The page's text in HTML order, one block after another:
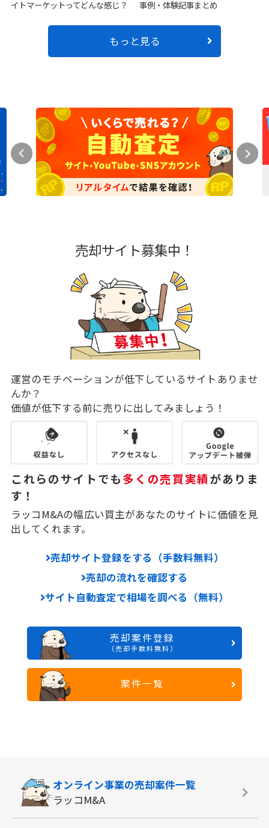
イトマーケットってどんな感じ？
事例・体験記事まとめ
もっと見る
売却サイト募集中！
運営のモチベーションが低下しているサイトありませ
んか？
価値が低下する前に売りに出してみましょう！
これらのサイトでも多くの売買実績がありま
す！
ラッコM&Aの幅広い買主があなたのサイトに価値を見
出してくれます。
売却サイト登録をする（手数料無料）
売却の流れを確認する
サイト自動査定で相場を調べる（無料）
売却案件登録
（売却手数料無料）
案件一覧
オンライン事業の売却案件一覧
ラッコM&A